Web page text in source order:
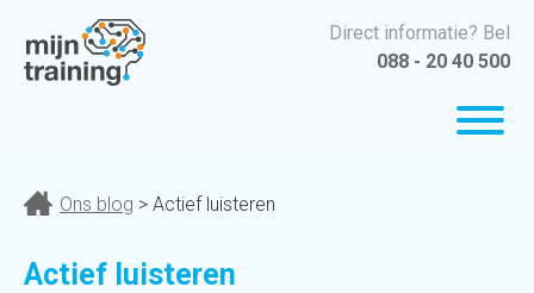
Direct informatie? Bel
088 - 20 40 500
Ons blog > Actief luisteren
Actief luisteren